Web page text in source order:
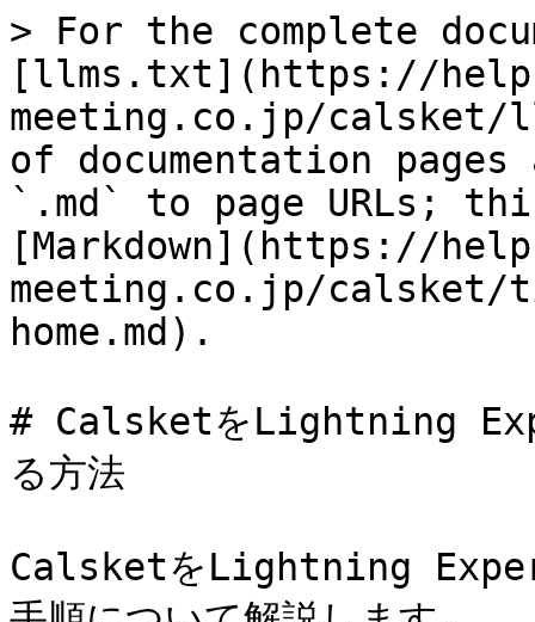
> For the complete
[llms.txt](https://
meeting.co.jp/calsket/
of documentation
`.md` to page URLs;
[Markdown](https://
meeting.co.jp/
home.md).
# CalsketをLightning
る方法
CalsketをLightning